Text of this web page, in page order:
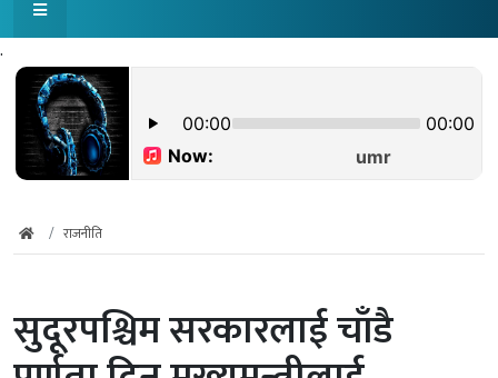
.
राजनीति
सुदूरपश्चिम सरकारलाई चाँडै